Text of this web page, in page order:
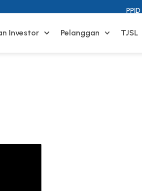
PPID
Investor Pelanggan TJSL